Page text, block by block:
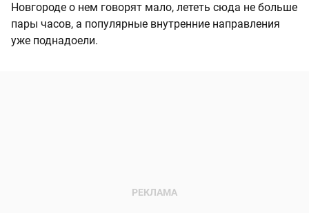
Новгороде о нем говорят мало, лететь сюда не больше
пары часов, а популярные внутренние направления
уже поднадоели.